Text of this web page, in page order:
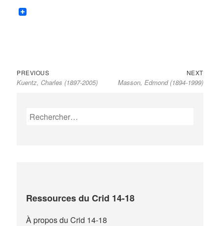
Navigation
de
PREVIOUSPrevious
post:
Kuentz, Charles (1897-2005)
NEXTNext
post:
Masson, Edmond (1894-1999)
Rechercher :
Ressources du Crid 14-18
À propos du Crid 14-18